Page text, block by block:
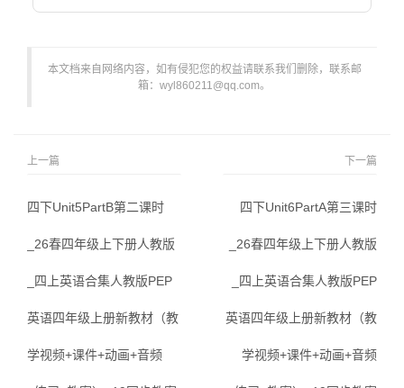
本文档来自网络内容，如有侵犯您的权益请联系我们删除，联系邮
箱：wyl860211@qq.com。
上一篇
四下Unit5PartB第二课时
_26春四年级上下册人教版
_四上英语合集人教版PEP
英语四年级上册新教材（教
学视频+课件+动画+音频
下一篇
四下Unit6PartA第三课时
_26春四年级上下册人教版
_四上英语合集人教版PEP
英语四年级上册新教材（教
学视频+课件+动画+音频